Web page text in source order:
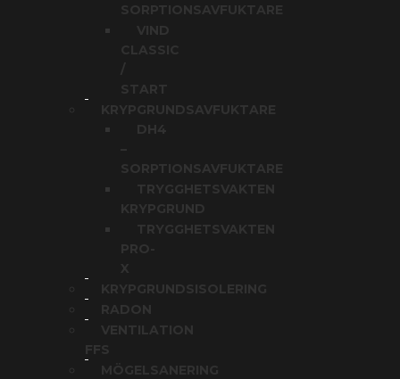
SORPTIONSAVFUKTARE
VIND
CLASSIC
START
KRYPGRUNDSAVFUKTARE
DH4
SORPTIONSAVFUKTARE
TRYGGHETSVAKTEN
KRYPGRUND
TRYGGHETSVAKTEN
PRO-
X
KRYPGRUNDSISOLERING
RADON
VENTILATION
MÖGELSANERING